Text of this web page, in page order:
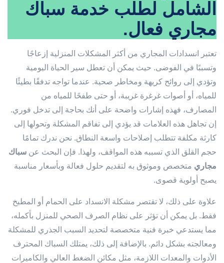
الشامل لطلب خدمة سباك
مجاري فعال.
تعتبر انسدادات المجاري من أكثر المشكلات المنزلية إزعاجًا
وتسببًا في الفوضى. حيث يمكن أن تعطل سير الحياة اليومية
وتؤدي إلى روائح كريهة ومخاطر صحية. عندما تواجه تدفقًا بطيئًا
للمياه، أو أصوات غرغرة غريبة، أو حتى طفحًا للمياه من
المصارف، فهذه إشارات واضحة على أنك بحاجة إلى تدخل فوري.
إن تجاهل هذه العلامات قد يؤدي إلى تفاقم المشكلة وتحولها إلى
كارثة مكلفة تتطلب إصلاحات واسعة النطاق. نحن ندرك تمامًا
حجم القلق الذي تسببه هذه المواقف، ولهذا. فإن البحث عن سباك
مجاري متخصص وموثوق به لتقديم حلول فعالة وبأسعار مناسبة
يصبح أولوية قصوى.
علاوة على ذلك، لا تقتصر مشكلة الانسداد على الحمام أو المطبخ
فقط. بل يمكن أن تؤثر على نظام الصرف الصحي للمنزل بأكمله،
مما يستدعي خبرة فنية متخصصة لتحديد السبب الجذري للمشكلة
ومعالجته بشكل دائم. بالإضافة إلى ذلك، يمتلك السباك المحترف
الأدوات والمعدات اللازمة، مثل مكائن الضغط العالي والكاميرات